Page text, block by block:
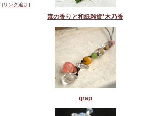
[リンク追加]
森の香りと和紙雑貨*木乃香
grap